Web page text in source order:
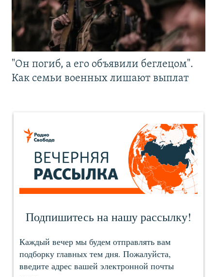
"Он погиб, а его объявили беглецом".
Как семьи военных лишают выплат